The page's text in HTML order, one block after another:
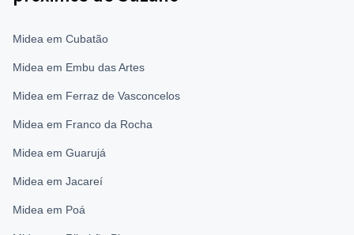
Midea em Cubatão
Midea em Embu das Artes
Midea em Ferraz de Vasconcelos
Midea em Franco da Rocha
Midea em Guarujá
Midea em Jacareí
Midea em Poá